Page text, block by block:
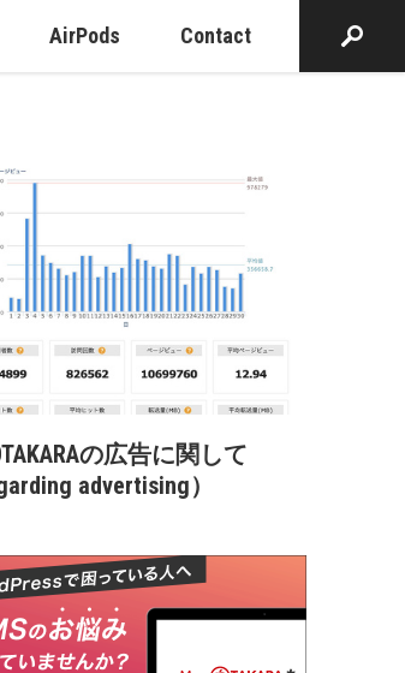
AirPods Contact
の広告に関して
advertising）